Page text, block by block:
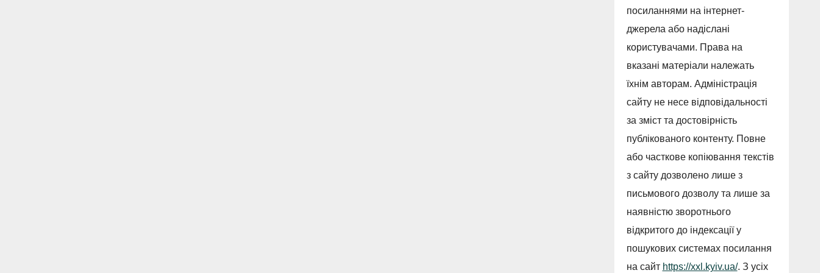
посиланнями на інтернет-
джерела або надіслані
користувачами. Права на
вказані матеріали належать
їхнім авторам. Адміністрація
сайту не несе відповідальності
за зміст та достовірність
публікованого контенту. Повне
або часткове копіювання текстів
з сайту дозволено лише з
письмового дозволу та лише за
наявністю зворотнього
відкритого до індексації у
пошукових системах посилання
на сайт https://xxl.kyiv.ua/. З усіх